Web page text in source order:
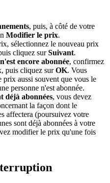
, puis, à côté de votre
Modifier le prix.
sélectionnez le nouveau prix
cliquez surSuivant.
encore abonnée, confirmez
puis cliquez surOK. Vous
aussi souvent que vous le
personne n'est abonnée.
déjà abonnées, vous devez
la façon dont le
affectera (poursuivez votre
sont déjà abonnées à votre
modifier le prix qu'une fois